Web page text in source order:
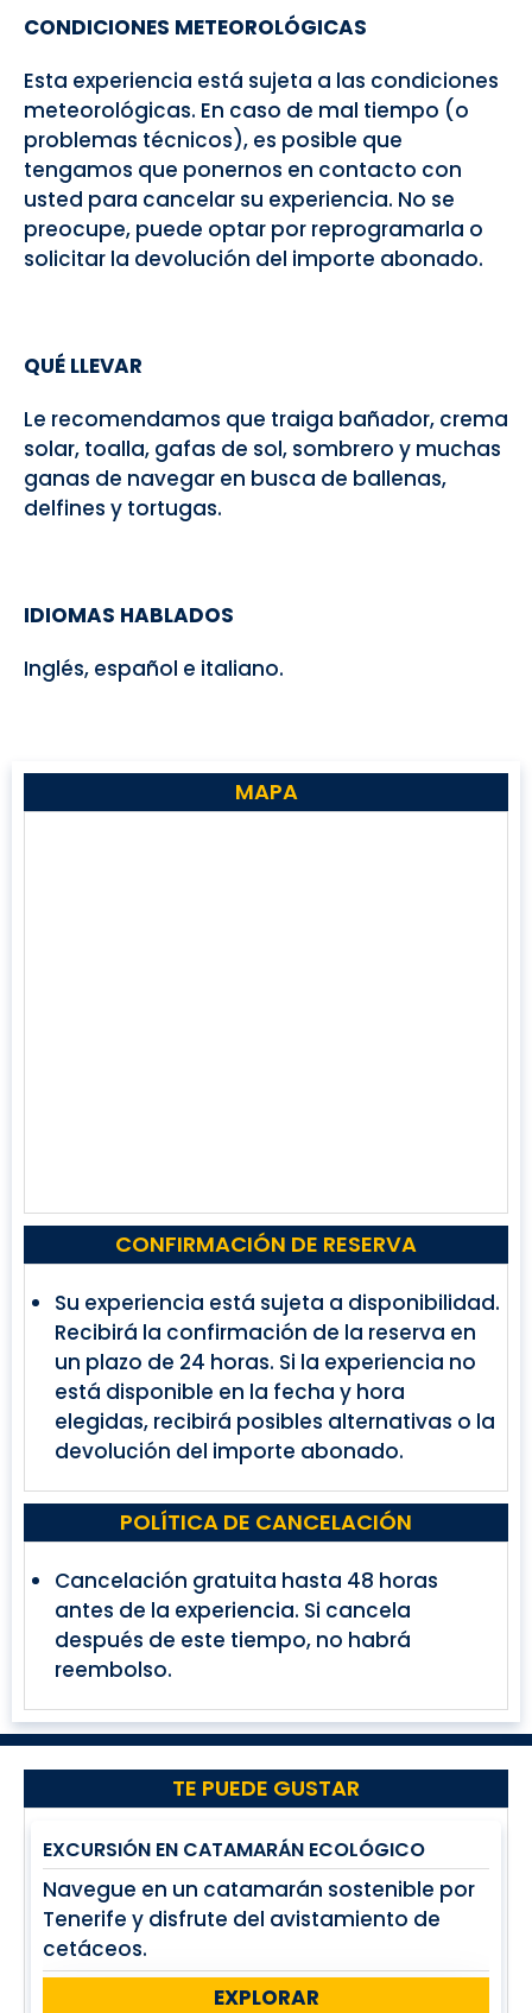
CONDICIONES METEOROLÓGICAS
Esta experiencia está sujeta a las condiciones
meteorológicas. En caso de mal tiempo (o
problemas técnicos), es posible que
tengamos que ponernos en contacto con
usted para cancelar su experiencia. No se
preocupe, puede optar por reprogramarla o
solicitar la devolución del importe abonado.
QUÉ LLEVAR
Le recomendamos que traiga bañador, crema
solar, toalla, gafas de sol, sombrero y muchas
ganas de navegar en busca de ballenas,
delfines y tortugas.
IDIOMAS HABLADOS
Inglés, español e italiano.
MAPA
CONFIRMACIÓN DE RESERVA
Su experiencia está sujeta a disponibilidad.
Recibirá la confirmación de la reserva en
un plazo de 24 horas. Si la experiencia no
está disponible en la fecha y hora
elegidas, recibirá posibles alternativas o la
devolución del importe abonado.
POLÍTICA DE CANCELACIÓN
Cancelación gratuita hasta 48 horas
antes de la experiencia. Si cancela
después de este tiempo, no habrá
reembolso.
TE PUEDE GUSTAR
EXCURSIÓN EN CATAMARÁN ECOLÓGICO
Navegue en un catamarán sostenible por
Tenerife y disfrute del avistamiento de
cetáceos.
EXPLORAR